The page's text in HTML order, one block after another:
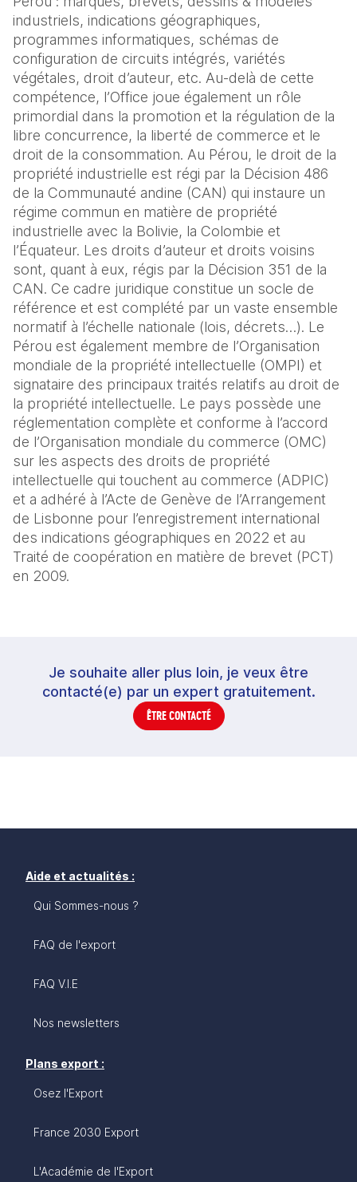
industriels, indications géographiques,
programmes informatiques, schémas de
configuration de circuits intégrés, variétés
végétales, droit d’auteur, etc. Au-delà de cette
compétence, l’Office joue également un rôle
primordial dans la promotion et la régulation de la
libre concurrence, la liberté de commerce et le
droit de la consommation. Au Pérou, le droit de la
propriété industrielle est régi par la Décision 486
de la Communauté andine (CAN) qui instaure un
régime commun en matière de propriété
industrielle avec la Bolivie, la Colombie et
l’Équateur. Les droits d’auteur et droits voisins
sont, quant à eux, régis par la Décision 351 de la
CAN. Ce cadre juridique constitue un socle de
référence et est complété par un vaste ensemble
normatif à l’échelle nationale (lois, décrets…). Le
Pérou est également membre de l’Organisation
mondiale de la propriété intellectuelle (OMPI) et
signataire des principaux traités relatifs au droit de
la propriété intellectuelle. Le pays possède une
réglementation complète et conforme à l’accord
de l’Organisation mondiale du commerce (OMC)
sur les aspects des droits de propriété
intellectuelle qui touchent au commerce (ADPIC)
et a adhéré à l’Acte de Genève de l’Arrangement
de Lisbonne pour l’enregistrement international
des indications géographiques en 2022 et au
Traité de coopération en matière de brevet (PCT)
en 2009.
Je souhaite aller plus loin, je veux être
contacté(e) par un expert gratuitement.
ÊTRE CONTACTÉ
Aide et actualités :
Qui Sommes-nous ?
FAQ de l'export
FAQ V.I.E
Nos newsletters
Plans export :
Osez l'Export
France 2030 Export
L'Académie de l'Export